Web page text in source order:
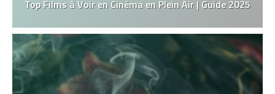
Top Films à Voir en Cinéma en Plein Air | Guide 2025